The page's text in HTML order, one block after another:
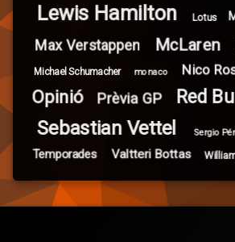
Lewis Hamilton Lotus
Max Verstappen McLaren
Michael Schumacher monaco Nico
Opinió Prèvia GP Red Bull
Sebastian Vettel Sergio
Temporades Valtteri Bottas